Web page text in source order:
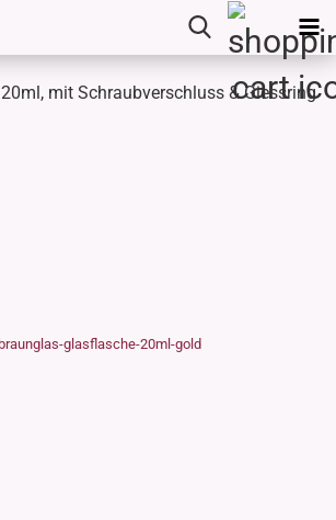
mit Schraubverschluss & Giessring